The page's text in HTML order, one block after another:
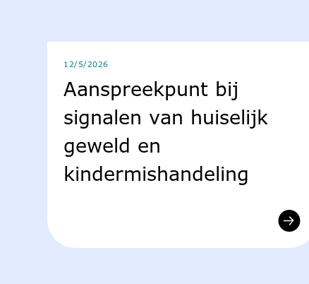
12/5/2026
Aanspreekpunt bij
signalen van huiselijk
geweld en
kindermishandeling